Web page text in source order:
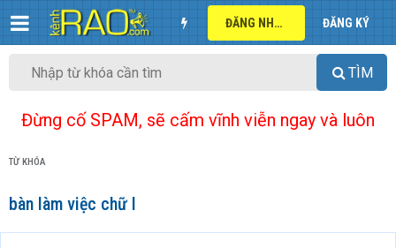
ĐĂNG NHẬP ĐĂNG KÝ
TÌM
Đừng cố SPAM, sẽ cấm vĩnh viễn ngay và luôn
TỪ KHÓA
bàn làm việc chữ l